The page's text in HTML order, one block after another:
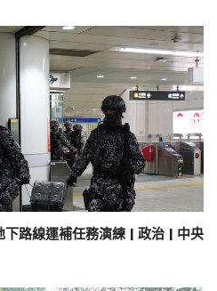
路線運補任務演練 | 政治 | 中央